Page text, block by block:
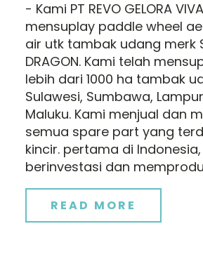
- Kami PT REVO GELORA
mensuplay paddle wheel
air utk tambak udang merk
DRAGON. Kami telah
lebih dari 1000 ha tambak
Sulawesi, Sumbawa,
Maluku. Kami menjual dan
semua spare part yang
kincir. pertama di
berinvestasi dan
READ MORE